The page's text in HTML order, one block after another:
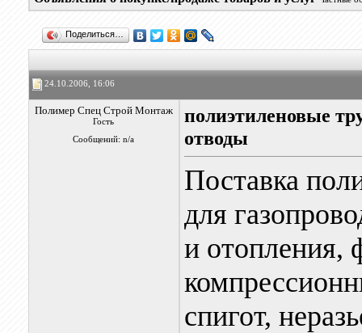
Поделиться…
24.10.2006, 16:06
Полимер Спец Строй Монтаж
Гость
Сообщений: n/a
полиэтиленовые
отводы
Поставка
для
и отопления,
спигот,